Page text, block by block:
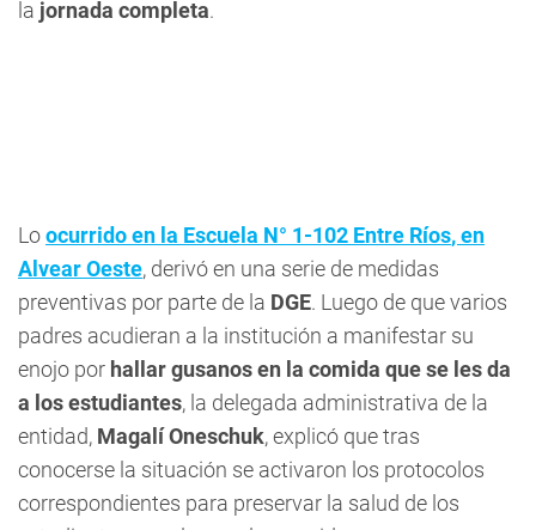
la jornada completa.
Loocurrido en la Escuela N° 1-102 Entre Ríos, en
Alvear Oeste, derivó en una serie de medidas
preventivas por parte de la DGE. Luego de que varios
padres acudieran a la institución a manifestar su
enojo por hallar gusanos en la comida que se les da
a los estudiantes, la delegada administrativa de la
entidad, Magalí Oneschuk, explicó que tras
conocerse la situación se activaron los protocolos
correspondientes para preservar la salud de los